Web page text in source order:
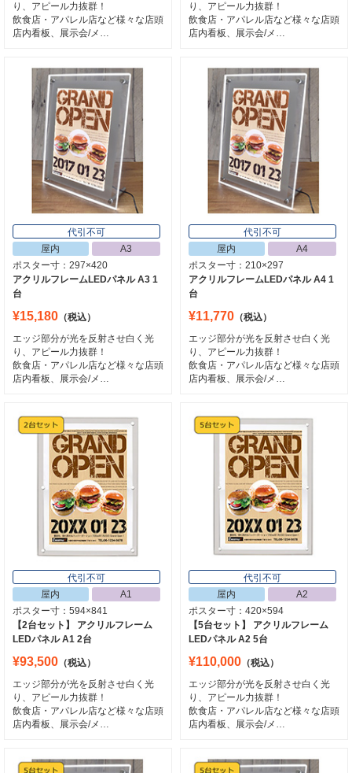
り、アピール力抜群！
飲食店・アパレル店など様々な店頭
店内看板、展示会/メ…
り、アピール力抜群！
飲食店・アパレル店など様々な店頭
店内看板、展示会/メ…
代引不可
屋内
A3
ポスター寸：297×420
アクリルフレームLEDパネル A3 1
台
¥15,180 （税込）
エッジ部分が光を反射させ白く光
り、アピール力抜群！
飲食店・アパレル店など様々な店頭
店内看板、展示会/メ…
代引不可
屋内
A4
ポスター寸：210×297
アクリルフレームLEDパネル A4 1
台
¥11,770 （税込）
エッジ部分が光を反射させ白く光
り、アピール力抜群！
飲食店・アパレル店など様々な店頭
店内看板、展示会/メ…
代引不可
屋内
A1
ポスター寸：594×841
【2台セット】 アクリルフレーム
LEDパネル A1 2台
¥93,500 （税込）
エッジ部分が光を反射させ白く光
り、アピール力抜群！
飲食店・アパレル店など様々な店頭
店内看板、展示会/メ…
代引不可
屋内
A2
ポスター寸：420×594
【5台セット】 アクリルフレーム
LEDパネル A2 5台
¥110,000 （税込）
エッジ部分が光を反射させ白く光
り、アピール力抜群！
飲食店・アパレル店など様々な店頭
店内看板、展示会/メ…